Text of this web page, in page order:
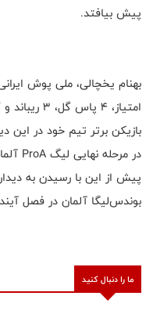
پیش بیافتد.
بازیکن برتر تیم خود در این
پیش از این با رسیدن به
بوندس‌لیگا آلمان در فصل
ما را دنبال کنید